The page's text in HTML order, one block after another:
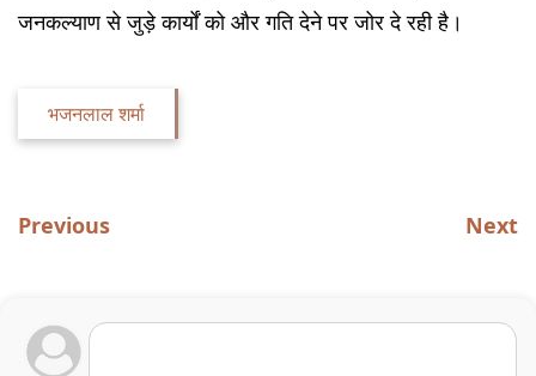
जनकल्याण से जुड़े कार्यों को और गति देने पर जोर दे रही है।
भजनलाल शर्मा
Previous Next